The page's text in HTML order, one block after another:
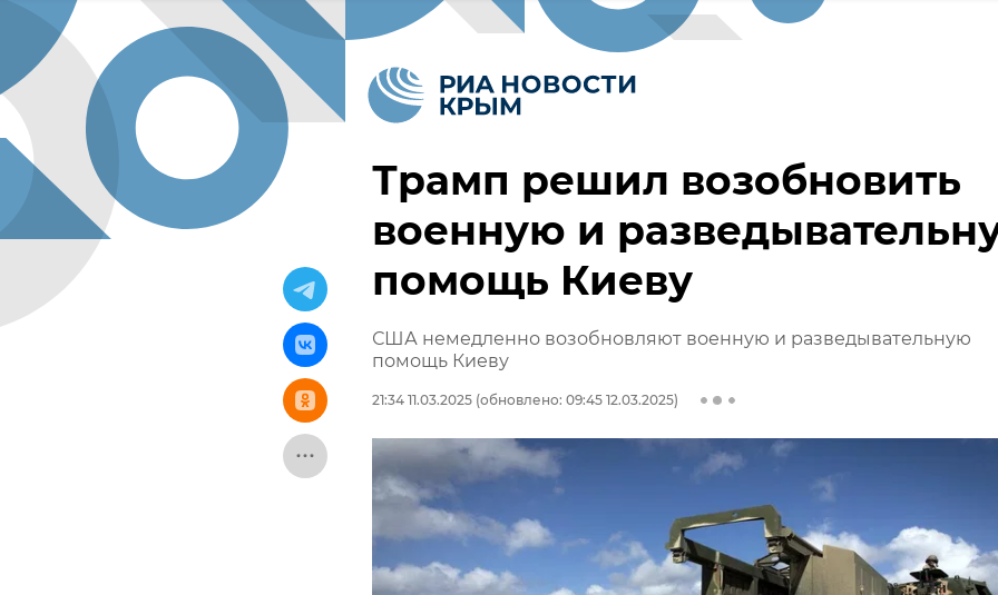
Трамп решил возобновить
военную и
помощь Киеву
США немедленно возобновляют военную и разведывательную
помощь Киеву
21:34 11.03.2025 (обновлено: 09:45 12.03.2025)